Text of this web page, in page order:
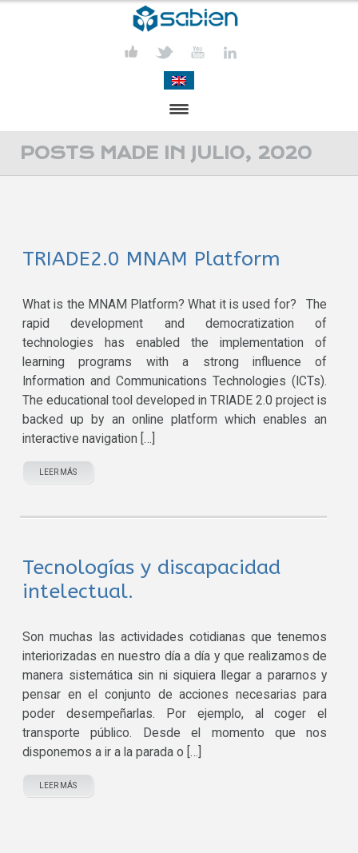
PRESENTACIÓN
ACTIVIDADES
CONTACTA
POSTS MADE IN JULIO, 2020
TRIADE2.0 MNAM Platform
What is the MNAM Platform? What it is used for? The
rapid development and democratization of
technologies has enabled the implementation of
learning programs with a strong influence of
Information and Communications Technologies (ICTs).
The educational tool developed in TRIADE 2.0 project is
backed up by an online platform which enables an
interactive navigation […]
LEER MÁS
Tecnologías y discapacidad
intelectual.
Son muchas las actividades cotidianas que tenemos
interiorizadas en nuestro día a día y que realizamos de
manera sistemática sin ni siquiera llegar a pararnos y
pensar en el conjunto de acciones necesarias para
poder desempeñarlas. Por ejemplo, al coger el
transporte público. Desde el momento que nos
disponemos a ir a la parada o […]
LEER MÁS